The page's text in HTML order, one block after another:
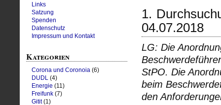
1.
04.07.2018
LG: Die
StPO. Die
beim
den
Links
Satzung
Spenden
Datenschutz
Impressum und Kontakt
Kategorien
Corona und Coronoia (6)
DUDL
(4)
Energie (11)
Freifunk(7)
Gitit(1)